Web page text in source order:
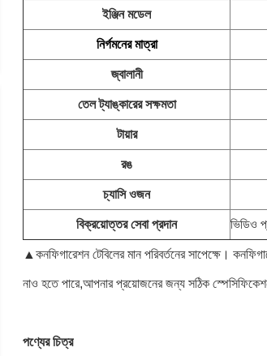
ইঞ্জিন মডেল
নির্গমনের মাত্রা
জ্বালানী
তেল ট্যাঙ্কারের সক্ষমতা
টায়ার
রঙ
চ্যাসি ওজন
বিক্রয়োত্তর সেবা প্রদান ভিডিও
▲কনফিগারেশন টেবিলের মান পরিবর্তনের সাপেক্ষে।
নাও হতে পারে,আপনার প্রয়োজনের জন্য সঠিক
পণ্যের চিত্র